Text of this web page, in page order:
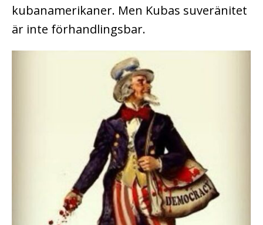
kubanamerikaner. Men Kubas suveränitet
är inte förhandlingsbar.